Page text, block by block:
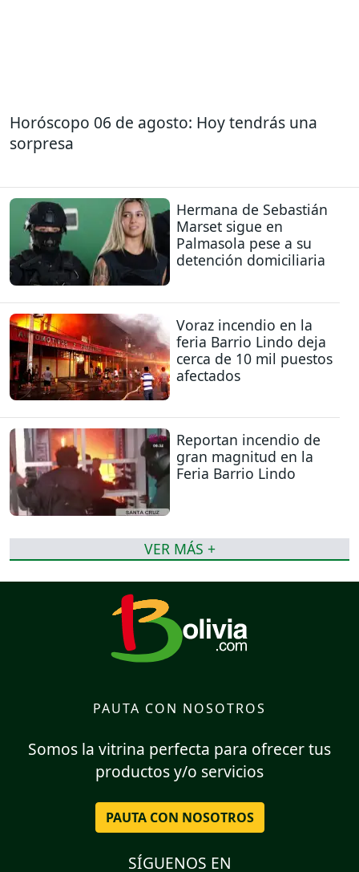
Horóscopo 06 de agosto: Hoy tendrás una
sorpresa
Hermana de Sebastián
Marset sigue en
Palmasola pese a su
detención domiciliaria
Voraz incendio en la
feria Barrio Lindo deja
cerca de 10 mil puestos
afectados
Reportan incendio de
gran magnitud en la
Feria Barrio Lindo
VER MÁS +
PAUTA CON NOSOTROS
Somos la vitrina perfecta para ofrecer tus
productos y/o servicios
PAUTA CON NOSOTROS
SÍGUENOS EN